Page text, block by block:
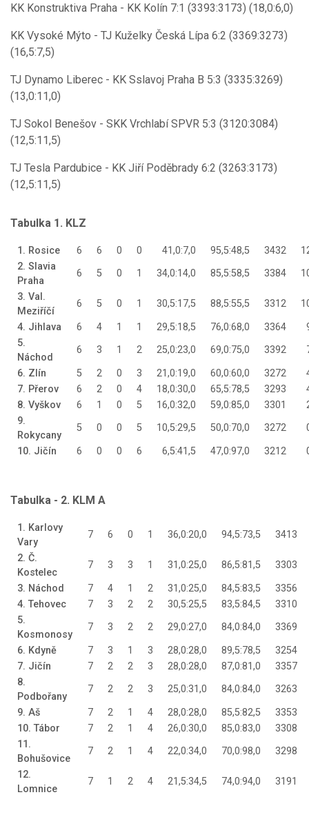
KK Konstruktiva Praha - KK Kolín 7:1 (3393:3173) (18,0:6,0)
KK Vysoké Mýto - TJ Kuželky Česká Lípa 6:2 (3369:3273)
(16,5:7,5)
TJ Dynamo Liberec - KK Sslavoj Praha B 5:3 (3335:3269)
(13,0:11,0)
TJ Sokol Benešov - SKK Vrchlabí SPVR 5:3 (3120:3084)
(12,5:11,5)
TJ Tesla Pardubice - KK Jiří Poděbrady 6:2 (3263:3173)
(12,5:11,5)
Tabulka 1. KLZ
1. Rosice 6 6 0 0 41,0:7,0 95,5:48,5 3432
2. Slavia
Praha
6 5 0 1 34,0:14,0 85,5:58,5 3384
3. Val.
Meziříčí
6 5 0 1 30,5:17,5 88,5:55,5 3312
4. Jihlava
6 4 1 1 29,5:18,5 76,0:68,0 3364
5.
Náchod
6 3 1 2 25,0:23,0 69,0:75,0 3392
6. Zlín
5 2 0 3 21,0:19,0 60,0:60,0 3272
7. Přerov
6 2 0 4 18,0:30,0 65,5:78,5 3293
8. Vyškov
6 1 0 5 16,0:32,0 59,0:85,0 3301
9.
Rokycany
5 0 0 5 10,5:29,5 50,0:70,0 3272
10. Jičín
6 0 0 6 6,5:41,5 47,0:97,0 3212
Tabulka - 2. KLM A
1. Karlovy
Vary
7 6 0 1 36,0:20,0 94,5:73,5
3413
2. Č.
Kostelec
7 3 3 1 31,0:25,0 86,5:81,5
3303
3. Náchod
7 4 1 2 31,0:25,0 84,5:83,5
3356
4. Tehovec
7 3 2 2 30,5:25,5 83,5:84,5
3310
5.
Kosmonosy
7 3 2 2 29,0:27,0 84,0:84,0
3369
6. Kdyně
7 3 1 3 28,0:28,0 89,5:78,5
3254
7. Jičín
7 2 2 3 28,0:28,0 87,0:81,0
3357
8.
Podbořany
7 2 2 3 25,0:31,0 84,0:84,0
3263
9. Aš
7 2 1 4 28,0:28,0 85,5:82,5
3353
10. Tábor
7 2 1 4 26,0:30,0 85,0:83,0
3308
11.
Bohušovice
7 2 1 4 22,0:34,0 70,0:98,0
3298
12.
Lomnice
7 1 2 4 21,5:34,5 74,0:94,0 3191